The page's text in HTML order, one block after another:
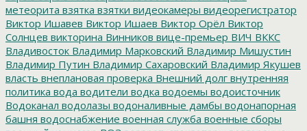
метеорита взятка взятки видеокамеры видеорегистратор
Виктор Ишавев Виктор Ишаев Виктор Орёл Виктор
Солнцев викторина Винников вице-премьер ВИЧ ВККС
Владивосток Владимир Марковский Владимир Мишустин
Владимир Путин Владимир Сахаровский Владимир Якушев
власть внеплановая проверка Внешний долг внутренняя
политика вода водители водка водоемы водоисточник
Водоканал водолазы водоналивные дамбы водонапорная
башня водоснабжение военная служба военные сборы